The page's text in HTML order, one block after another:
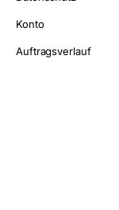
Konto
Auftragsverlauf